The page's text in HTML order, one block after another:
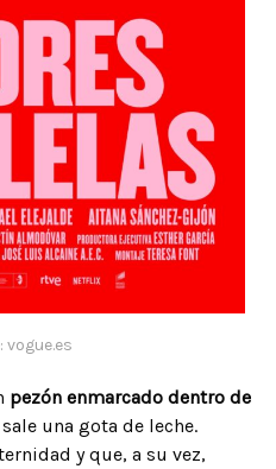
vogue.es
pezón enmarcado dentro de
una gota de leche.
y que, a su vez,